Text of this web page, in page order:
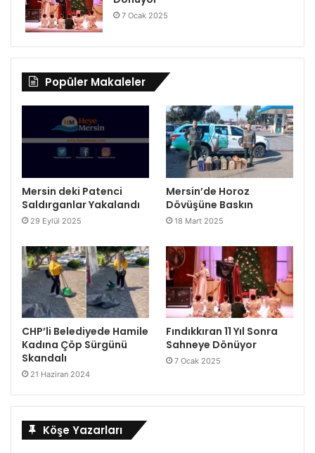
7 Ocak 2025
Popüler Makaleler
Mersin deki Patenci
Saldırganlar Yakalandı
29 Eylül 2025
Mersin’de Horoz
Dövüşüne Baskın
18 Mart 2025
CHP’li Belediyede Hamile
Kadına Çöp Sürgünü
Skandalı
21 Haziran 2024
Fındıkkıran 11 Yıl Sonra
Sahneye Dönüyor
7 Ocak 2025
Köşe Yazarları